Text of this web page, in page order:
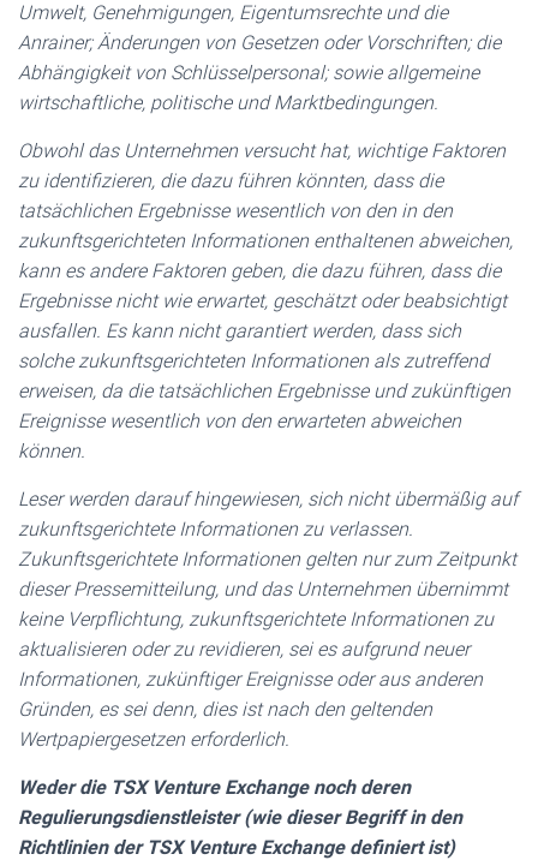
Umwelt, Genehmigungen, Eigentumsrechte und die
Anrainer; Änderungen von Gesetzen oder Vorschriften; die
Abhängigkeit von Schlüsselpersonal; sowie allgemeine
wirtschaftliche, politische und Marktbedingungen.
Obwohl das Unternehmen versucht hat, wichtige Faktoren
zu identifizieren, die dazu führen könnten, dass die
tatsächlichen Ergebnisse wesentlich von den in den
zukunftsgerichteten Informationen enthaltenen abweichen,
kann es andere Faktoren geben, die dazu führen, dass die
Ergebnisse nicht wie erwartet, geschätzt oder beabsichtigt
ausfallen. Es kann nicht garantiert werden, dass sich
solche zukunftsgerichteten Informationen als zutreffend
erweisen, da die tatsächlichen Ergebnisse und zukünftigen
Ereignisse wesentlich von den erwarteten abweichen
können.
Leser werden darauf hingewiesen, sich nicht übermäßig auf
zukunftsgerichtete Informationen zu verlassen.
Zukunftsgerichtete Informationen gelten nur zum Zeitpunkt
dieser Pressemitteilung, und das Unternehmen übernimmt
keine Verpflichtung, zukunftsgerichtete Informationen zu
aktualisieren oder zu revidieren, sei es aufgrund neuer
Informationen, zukünftiger Ereignisse oder aus anderen
Gründen, es sei denn, dies ist nach den geltenden
Wertpapiergesetzen erforderlich.
Weder die TSX Venture Exchange noch deren
Regulierungsdienstleister (wie dieser Begriff in den
Richtlinien der TSX Venture Exchange definiert ist)